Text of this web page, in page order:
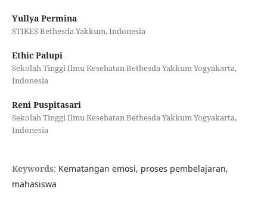
Yullya Permina
STIKES Bethesda Yakkum, Indonesia
Ethic Palupi
Sekolah Tinggi Ilmu Kesehatan Bethesda Yakkum Yogyakarta,
Indonesia
Reni Puspitasari
Sekolah Tinggi Ilmu Kesehatan Bethesda Yakkum Yogyakarta,
Indonesia
Keywords: Kematangan emosi, proses pembelajaran,
mahasiswa